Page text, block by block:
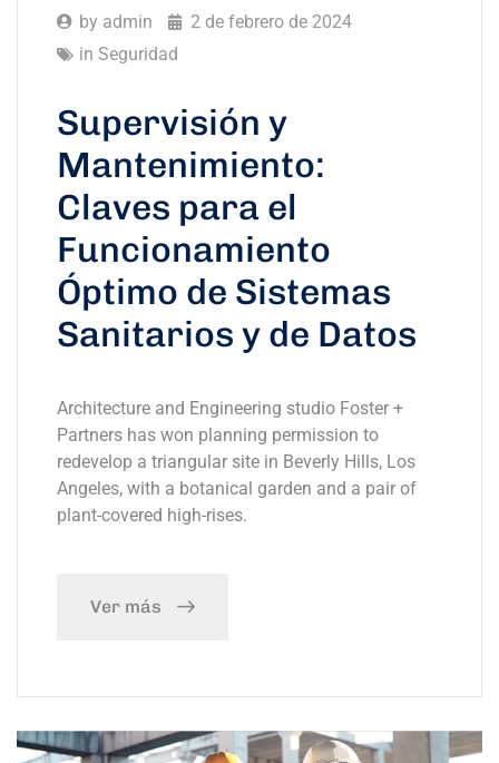
by admin
2 de febrero de 2024
in Seguridad
Supervisión y
Mantenimiento:
Claves para el
Funcionamiento
Óptimo de Sistemas
Sanitarios y de Datos
Architecture and Engineering studio Foster +
Partners has won planning permission to
redevelop a triangular site in Beverly Hills, Los
Angeles, with a botanical garden and a pair of
plant-covered high-rises.
Ver más